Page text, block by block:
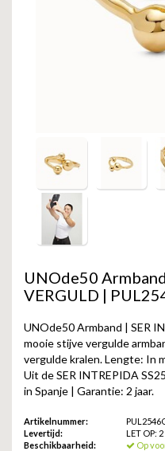
SILK | SALE
JOSH
KARMA
CAMPS & CAMPS
BERNICE
ZAG BIJOUX
KAPTEN & SON
SER INTREPIDA | SS25
CADEAUTJES VANAF €
UNOde50
VERGULD |
UNOde50 Armband | SER
mooie stijve vergulde
vergulde kralen. Lengte: In
Uit de SER INTREPIDA
in Spanje | Garantie: 2 jaar.
Artikelnummer:
Levertijd:
LET OP:
Beschikbaarheid:
Op